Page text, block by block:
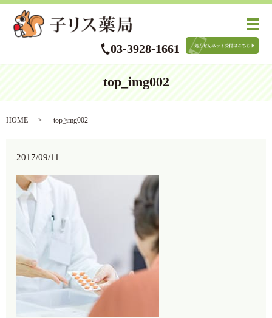
03-3928-1661
メ
top_img002
HOME top_img002
2017/09/11